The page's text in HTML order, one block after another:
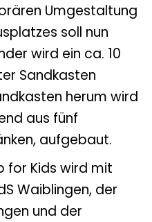
Umgestaltung
soll nun
wird ein ca. 10
Sandkasten
herum wird
aus fünf
aufgebaut.
for Kids wird mit
Waiblingen, der
und der